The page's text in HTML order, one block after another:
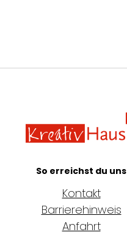
So erreichst du uns
Kontakt
Barrierehinweis
Anfahrt